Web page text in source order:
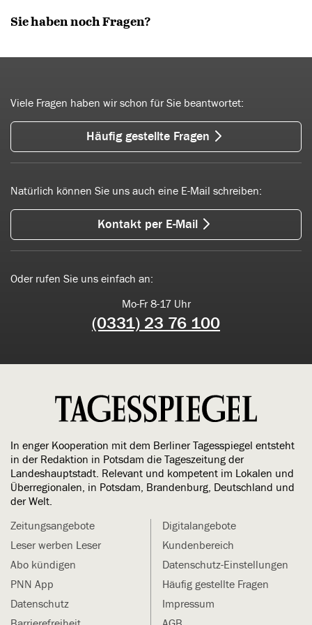
Sie haben noch Fragen?
Viele Fragen haben wir schon für Sie beantwortet:
Häufig gestellte Fragen
Natürlich können Sie uns auch eine E-Mail schreiben:
Kontakt per E-Mail
Oder rufen Sie uns einfach an:
Mo-Fr 8-17 Uhr
(0331) 23 76 100
In enger Kooperation mit dem Berliner Tagesspiegel entsteht
in der Redaktion in Potsdam die Tageszeitung der
Landeshauptstadt. Relevant und kompetent im Lokalen und
Überregionalen, in Potsdam, Brandenburg, Deutschland und
der Welt.
Zeitungsangebote
Leser werben Leser
Abo kündigen
PNN App
Datenschutz
Digitalangebote
Kundenbereich
Datenschutz-Einstellungen
Häufig gestellte Fragen
Impressum